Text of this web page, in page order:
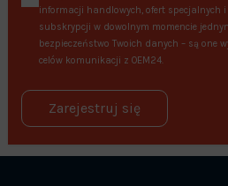
informacji handlowych, ofert specjalnych
subskrypcji w dowolnym momencie
bezpieczeństwo Twoich danych – są one
celów komunikacji z OEM24.
Zarejestruj się